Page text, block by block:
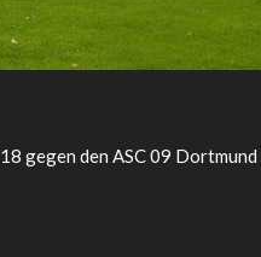
gegen den ASC 09